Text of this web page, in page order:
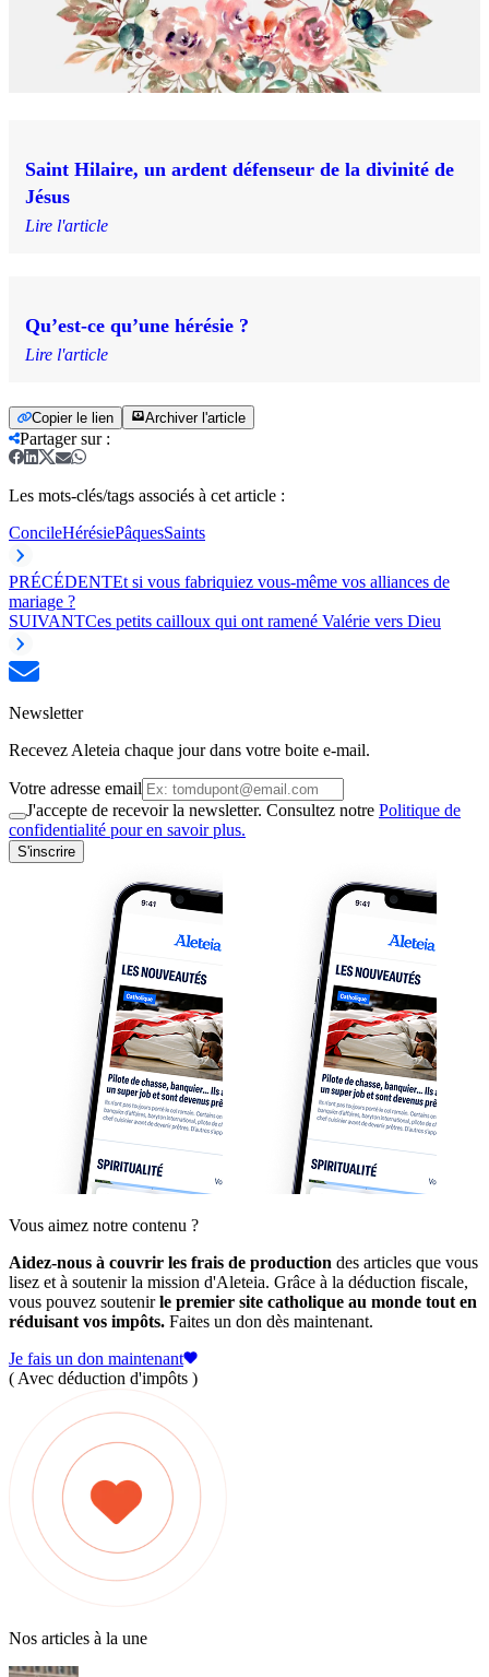
Saint Hilaire, un ardent défenseur de la divinité de
Jésus
Lire l'article
Qu’est-ce qu’une hérésie ?
Lire l'article
Copier le lien Archiver l'article
Partager sur:
Les mots-clés/tags associés à cet article :
ConcileHérésiePâquesSaints
PRÉCÉDENTEt si vous fabriquiez vous-même vos alliances de
mariage ?
SUIVANTCes petits cailloux qui ont ramené Valérie vers Dieu
Newsletter
Recevez Aleteia chaque jour dans votre boite e-mail.
Votre adresse email
J'accepte de recevoir la newsletter. Consultez notre Politique de
confidentialité pour en savoir plus.
S'inscrire
Vous aimez notre contenu ?
Aidez-nous à couvrir les frais de production des articles que vous
lisez et à soutenir la mission d'Aleteia. Grâce à la déduction fiscale,
vous pouvez soutenirle premier site catholique au monde tout en
réduisant vos impôts. Faites un don dès maintenant.
Je fais un don maintenant
( Avec déduction d'impôts )
Nos articles à la une